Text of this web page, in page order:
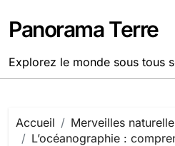
au
contenu
Panorama Terre
Explorez le monde sous tous
Accueil
Merveilles
L’océanographie :